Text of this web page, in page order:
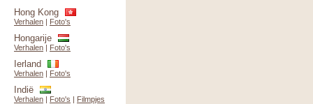
Hong Kong
Verhalen | Foto's
Hongarije
Verhalen | Foto's
Ierland
Verhalen | Foto's
Indië
Verhalen | Foto's | Filmpjes